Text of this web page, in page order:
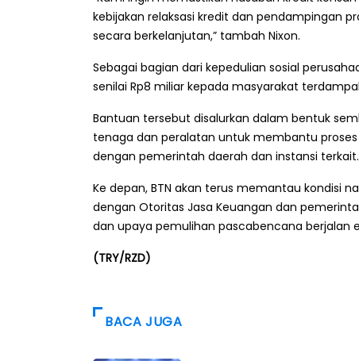
kebijakan relaksasi kredit dan pendampingan
secara berkelanjutan,” tambah Nixon.
Sebagai bagian dari kepedulian sosial
senilai Rp8 miliar kepada masyarakat
Bantuan tersebut disalurkan dalam bentuk
tenaga dan peralatan untuk membantu
dengan pemerintah daerah dan instansi terkait.
Ke depan, BTN akan terus memantau kondisi
dengan Otoritas Jasa Keuangan dan
dan upaya pemulihan pascabencana berjalan
(TRY/RZD)
BACA JUGA